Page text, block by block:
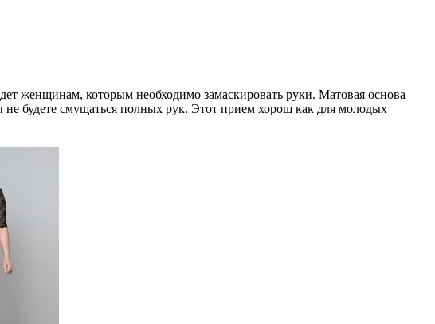
женщинам, которым необходимо замаскировать руки. Матовая основа
будете смущаться полных рук. Этот прием хорош как для молодых